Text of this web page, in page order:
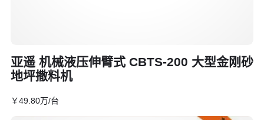
亚遥 机械液压伸臂式 CBTS-200 大型金刚砂
地坪撒料机
￥49 .80万/台